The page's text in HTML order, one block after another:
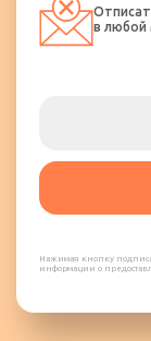
в любой
Нажимая кнопку
информации о